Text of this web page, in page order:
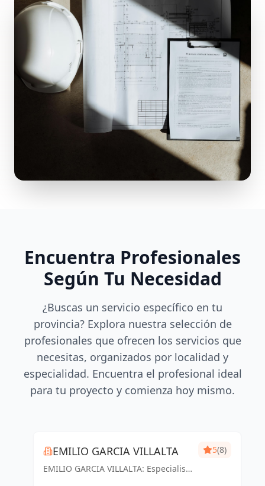
Encuentra Profesionales
Según Tu Necesidad
¿Buscas un servicio específico en tu
provincia? Explora nuestra selección de
profesionales que ofrecen los servicios que
necesitas, organizados por localidad y
especialidad. Encuentra el profesional ideal
para tu proyecto y comienza hoy mismo.
EMILIO GARCIA VILLALTA
EMILIO GARCIA VILLALTA: Especialista
5(8)